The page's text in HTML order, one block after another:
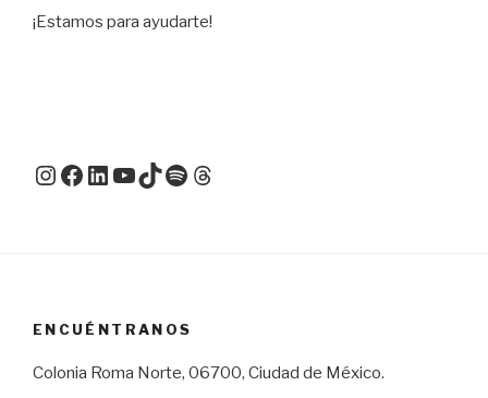
¡Estamos para ayudarte!
Instagram
Facebook
LinkedIn
YouTube
TikTok
Spotify
Threads
ENCUÉNTRANOS
Colonia Roma Norte, 06700, Ciudad de México.